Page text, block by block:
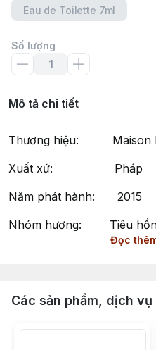
Eau de Toilette 7ml
Số lượng
Mô tả chi tiết
Thương hiệu: Maison
Xuất xứ: Pháp
Năm phát hành: 2015
Nhóm hương: Tiêu
guaiac, Nhựa thơm Peru
By the Fireplace by
Đọc
Các sản phẩm, dịch vụ